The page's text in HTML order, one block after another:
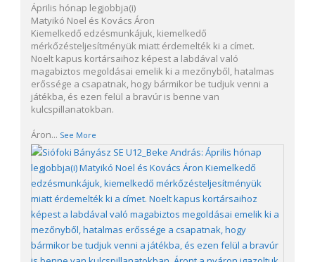
Április hónap legjobbja(i)
Matyikó Noel és Kovács Áron
Kiemelkedő edzésmunkájuk, kiemelkedő
mérkőzésteljesítményük miatt érdemelték ki a címet.
Noelt kapus kortársaihoz képest a labdával való
magabiztos megoldásai emelik ki a mezőnyből, hatalmas
erőssége a csapatnak, hogy bármikor be tudjuk venni a
játékba, és ezen felül a bravúr is benne van
kulcspillanatokban.
Áron... See More